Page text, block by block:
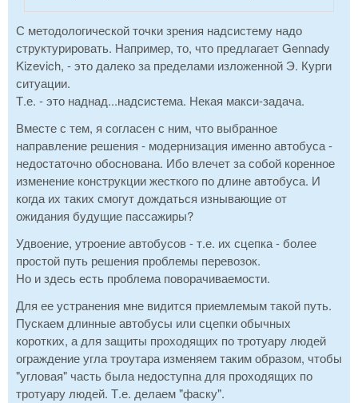
С методологической точки зрения надсистему надо
структурировать. Например, то, что предлагает Gennady
Kizevich, - это далеко за пределами изложенной Э. Курги
ситуации.
Т.е. - это наднад...надсистема. Некая макси-задача.
Вместе с тем, я согласен с ним, что выбранное
направление решения - модернизация именно автобуса -
недостаточно обоснована. Ибо влечет за собой коренное
изменение конструкции жесткого по длине автобуса. И
когда их таких смогут дождаться изнывающие от
ожидания будущие пассажиры?
Удвоение, утроение автобусов - т.е. их сцепка - более
простой путь решения проблемы перевозок.
Но и здесь есть проблема поворачиваемости.
Для ее устранения мне видится приемлемым такой путь.
Пускаем длинные автобусы или сцепки обычных
коротких, а для защиты проходящих по тротуару людей
ограждение угла троутара изменяем таким образом, чтобы
"угловая" часть была недоступна для проходящих по
тротуару людей. Т.е. делаем "фаску".